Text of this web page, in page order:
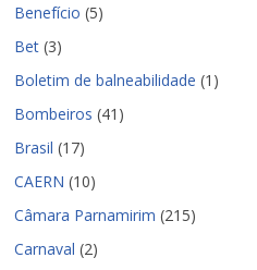
Benefício (5)
Bet (3)
Boletim de balneabilidade (1)
Bombeiros (41)
Brasil (17)
CAERN (10)
Câmara Parnamirim (215)
Carnaval (2)